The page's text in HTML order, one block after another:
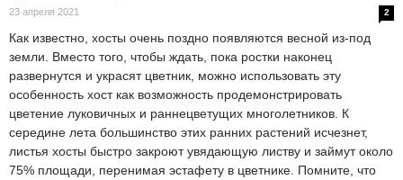
23 апреля 2021 2
Как известно, хосты очень поздно появляются весной из-под
земли. Вместо того, чтобы ждать, пока ростки наконец
развернутся и украсят цветник, можно использовать эту
особенность хост как возможность продемонстрировать
цветение луковичных и раннецветущих многолетников. К
середине лета большинство этих ранних растений исчезнет,
листья хосты быстро закроют увядающую листву и займут около
75% площади, перенимая эстафету в цветнике. Помните, что